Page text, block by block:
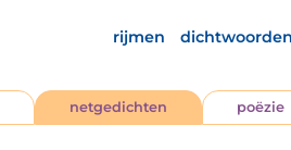
rijmen
netgedichten poëzie